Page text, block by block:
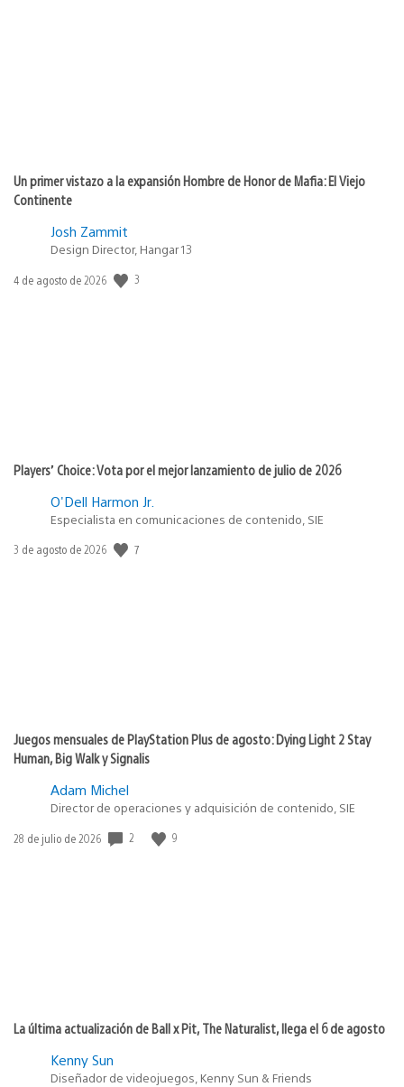
Un primer vistazo a la expansión Hombre de Honor de Mafia: El Viejo
Continente
Josh Zammit
Design Director, Hangar 13
Fecha
4 de agosto de 2026 3
Players’ Choice: Vota por el mejor lanzamiento de julio de 2026
O'Dell Harmon Jr.
Especialista en comunicaciones de contenido, SIE
Fecha
3 de agosto de 2026 7
Juegos mensuales de PlayStation Plus de agosto: Dying Light 2 Stay
Human, Big Walk y Signalis
Adam Michel
Director de operaciones y adquisición de contenido, SIE
Fecha
28 de julio de 2026 2 9
La última actualización de Ball x Pit, The Naturalist, llega el 6 de agosto
Kenny Sun
Diseñador de videojuegos, Kenny Sun & Friends